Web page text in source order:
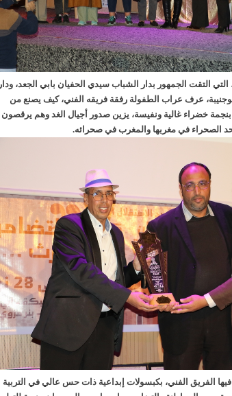
التقت الجمهور بدار الشباب سيدي الحفيان بابي الجعد، ودار
عرف عراب الطفولة رفقة فريقه الفني، كيف يصنع من
بنجمة خضراء غالية ونفيسة، يزين صدور أجيال الغد وهم يرقصون
الصحراء في مغربها والمغرب في صحرائه.
الفريق الفني، بكبسولات إبداعية ذات حس عالي في التربية